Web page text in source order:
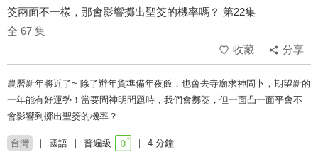
筊兩面不一樣，那會影響擲出聖筊的機率嗎？ 第22集
全 67 集
收藏
分享
農曆新年將近了~ 除了辦年貨準備年夜飯，也會去寺廟求神問卜，期望新的
一年能有好運勢！當要問神明問題時，我們會擲筊，但一面凸一面平會不
會影響到擲出聖筊的機率？
台灣 國語 普遍級 4 分鐘